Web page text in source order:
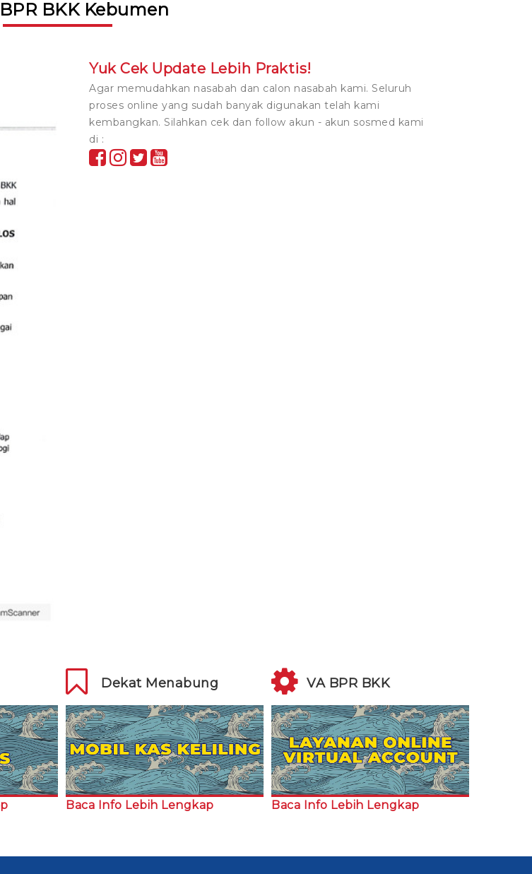
BKK Kebumen
Yuk Cek Update Lebih Praktis!
Agar memudahkan nasabah dan calon nasabah kami. Seluruh
proses online yang sudah banyak digunakan telah kami
kembangkan. Silahkan cek dan follow akun - akun sosmed kami
di :
Dekat Menabung
Baca Info Lebih Lengkap
VA BPR BKK
Baca Info Lebih Lengkap